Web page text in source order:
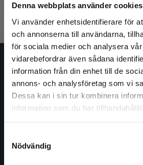
Denna webbplats använder cookies
Vi använder enhetsidentifierare för
och annonserna till användarna,
för sociala medier och analysera
vidarebefordrar även sådana
information från din enhet till de
annons- och analysföretag som vi
Dessa kan i sin tur kombinera
information som du har
Nödvändig
Begränsad
Det verkar som att du besöker
studentlitteratur.se via en
Vi erbjuder inte leveranser
att kunna slutföra ett köp måste
Exkl. moms: 374 kr
Studentlitteratur
Studentlitteratur grundades 1963
ledande utbildningsförlag. Med
längs hela kunskapsresan.